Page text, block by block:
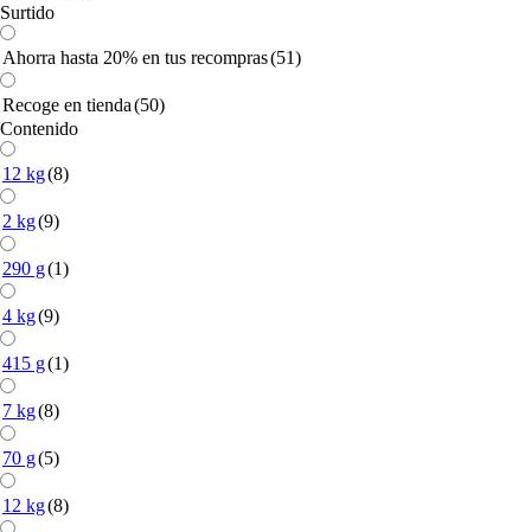
Surtido
Ahorra hasta 20% en tus recompras(51)
Recoge en tienda(50)
Contenido
12 kg(8)
2 kg(9)
290 g(1)
4 kg(9)
415 g(1)
7 kg(8)
70 g(5)
12 kg(8)